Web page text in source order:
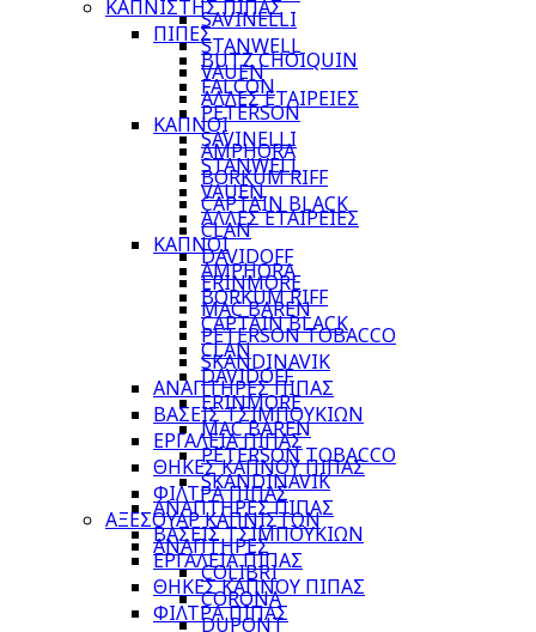
SAVINELLI
STANWELL
VAUEN
ΑΛΛΕΣ ΕΤΑΙΡΕΙΕΣ
ΚΑΠΝΟΙ
AMPHORA
BORKUM RIFF
CAPTAIN BLACK
CLAN
DAVIDOFF
ERINMORE
MAC BAREN
PETERSON TOBACCO
SKANDINAVIK
ΑΝΑΠΤΗΡΕΣ ΠΙΠΑΣ
ΒΑΣΕΙΣ ΤΣΙΜΠΟΥΚΙΩΝ
ΕΡΓΑΛΕΙΑ ΠΙΠΑΣ
ΘΗΚΕΣ ΚΑΠΝΟΥ ΠΙΠΑΣ
ΦΙΛΤΡΑ ΠΙΠΑΣ
ΑΞΕΣΟΥΑΡ ΚΑΠΝΙΣΤΩΝ
ΑΝΑΠΤΗΡΕΣ
COLIBRI
CORONA
DUPONT
ΚΑΠΝΙΣΤΗΣ ΠΙΠΑΣ
ΠΙΠΕΣ
BUTZ CHOIQUIN
FALCON
PETERSON
SAVINELLI
STANWELL
VAUEN
ΑΛΛΕΣ ΕΤΑΙΡΕΙΕΣ
ΚΑΠΝΟΙ
AMPHORA
BORKUM RIFF
CAPTAIN BLACK
CLAN
DAVIDOFF
ERINMORE
MAC BAREN
PETERSON TOBACCO
SKANDINAVIK
ΑΝΑΠΤΗΡΕΣ ΠΙΠΑΣ
ΒΑΣΕΙΣ ΤΣΙΜΠΟΥΚΙΩΝ
ΕΡΓΑΛΕΙΑ ΠΙΠΑΣ
ΘΗΚΕΣ ΚΑΠΝΟΥ ΠΙΠΑΣ
ΦΙΛΤΡΑ ΠΙΠΑΣ